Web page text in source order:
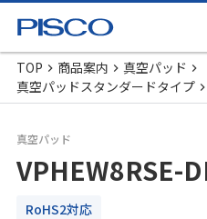
TOP 商品案内
真空パッド
真空パッドスタンダードタイプ
真空パッド
VPHEW8RSE-
RoHS2対応